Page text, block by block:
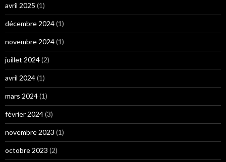
avril 2025 (1)
décembre 2024(1)
novembre 2024(1)
juillet 2024(2)
avril 2024(1)
mars 2024(1)
février 2024(3)
novembre 2023 (1)
octobre 2023 (2)